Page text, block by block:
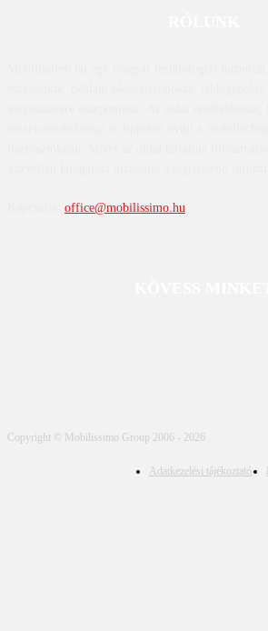
office@mobilissimo.hu
Copyright © Mobilissimo Group 2006 - 2026
Adatkezelési tájékoztató